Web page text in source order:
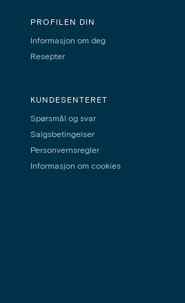
PROFILEN DIN
Informasjon om deg
Resepter
KUNDESENTERET
Spørsmål og svar
Salgsbetingelser
Personvernsregler
Informasjon om cookies